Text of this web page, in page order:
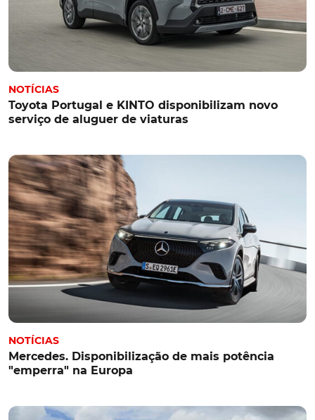
NOTÍCIAS
Toyota Portugal e KINTO disponibilizam novo
serviço de aluguer de viaturas
NOTÍCIAS
Mercedes. Disponibilização de mais potência
"emperra" na Europa